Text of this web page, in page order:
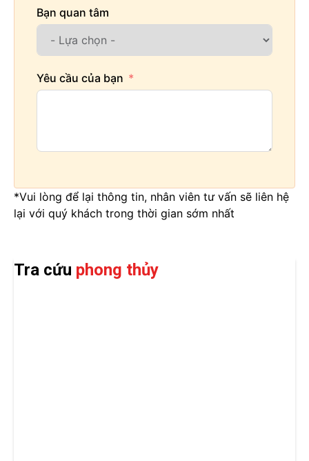
Bạn quan tâm
Yêu cầu của bạn
*Vui lòng để lại thông tin, nhân viên tư vấn sẽ liên hệ
lại với quý khách trong thời gian sớm nhất
Tra cứu phong thủy